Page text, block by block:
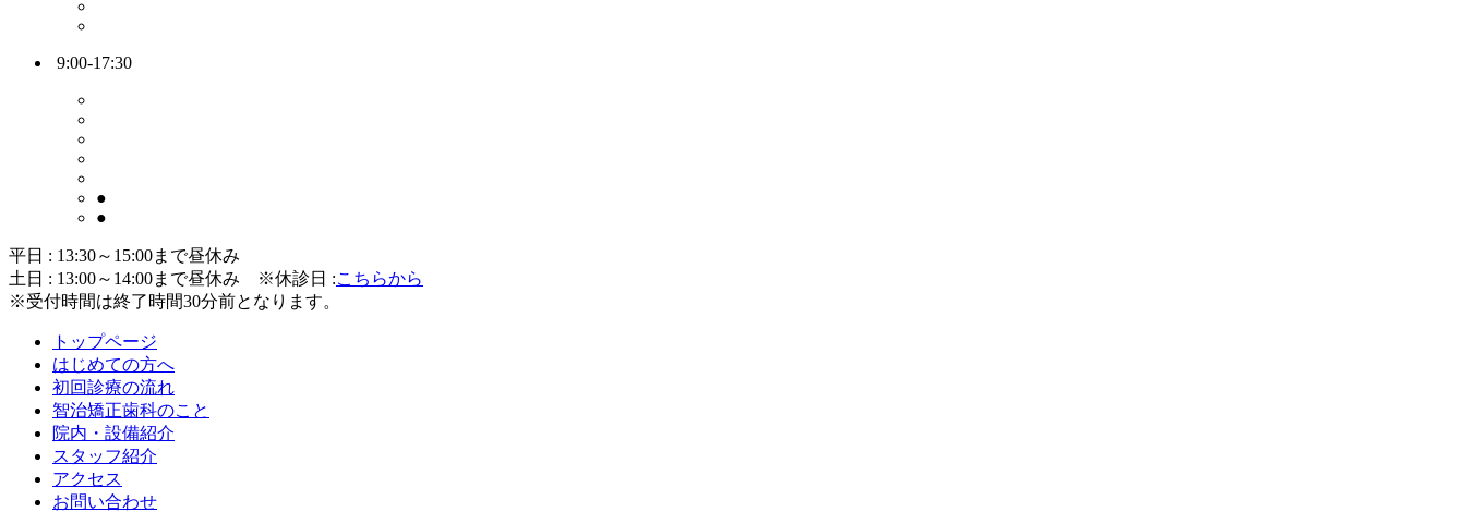
9:00-17:30
●
●
平日 : 13:30～15:00まで昼休み
土日 : 13:00～14:00まで昼休み
※休診日 :こちらから
※受付時間は終了時間30分前となります。
トップページ
はじめての方へ
初回診療の流れ
智治矯正歯科のこと
院内・設備紹介
スタッフ紹介
アクセス
お問い合わせ